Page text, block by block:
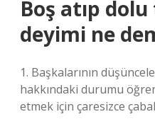
Boş atıp
deyimi ne
1. Başkalarının
hakkındaki durumu
etmek için çaresizce